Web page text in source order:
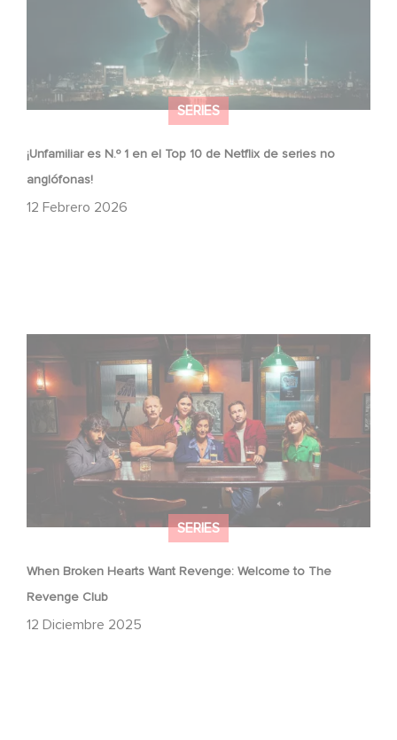
SERIES
¡Unfamiliar es N.º 1 en el Top 10 de Netflix de series no
anglófonas!
12 Febrero 2026
SERIES
When Broken Hearts Want Revenge: Welcome to The
Revenge Club
12 Diciembre 2025
When Broken Hearts Want Revenge: Welcome to The
Revenge Club